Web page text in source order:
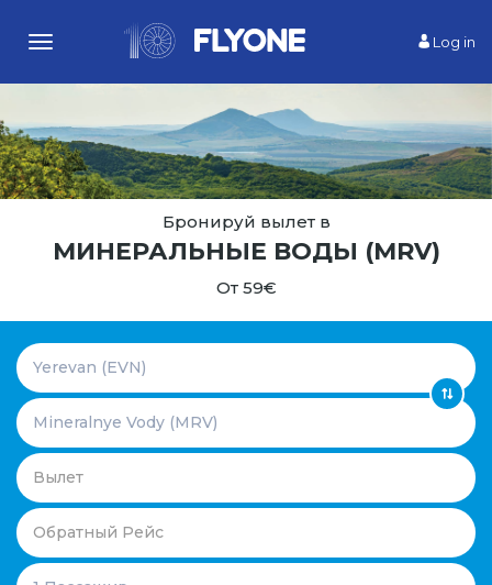
Toggle
Log in
Бронируй вылет в
МИНЕРАЛЬНЫЕ ВОДЫ (MRV)
От 59€